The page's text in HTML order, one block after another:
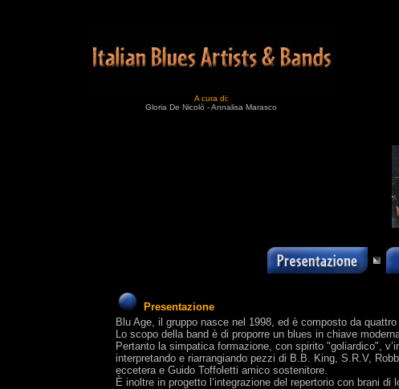
A cura di:
Gloria De Nicolò - Annalisa Marasco
Presentazione
Blu Age, il gruppo nasce nel 1998, ed è composto da
Lo scopo della band è di proporre un blues in chiave
Pertanto la simpatica formazione, con spirito "goliardico",
interpretando e riarrangiando pezzi di B.B. King, S.R.V,
eccetera e Guido Toffoletti amico sostenitore.
È inoltre in progetto l’integrazione del repertorio con brani